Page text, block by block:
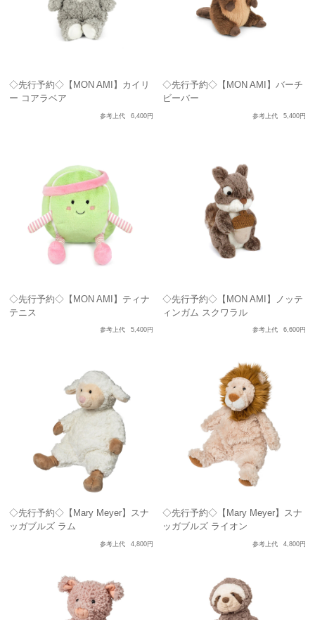
◇先行予約◇【MON AMI】カイリ
ー コアラベア
参考上代 6,400円
◇先行予約◇【MON AMI】バーチ
ビーバー
参考上代 5,400円
◇先行予約◇【MON AMI】ティナ
テニス
参考上代 5,400円
◇先行予約◇【MON AMI】ノッテ
ィンガム スクワラル
参考上代 6,600円
◇先行予約◇【Mary Meyer】スナ
ッガブルズ ラム
参考上代 4,800円
◇先行予約◇【Mary Meyer】スナ
ッガブルズ ライオン
参考上代 4,800円